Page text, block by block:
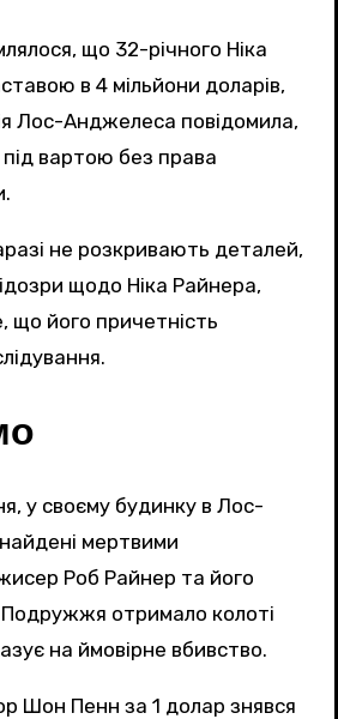
що 32-річного Ніка
в 4 мільйони доларів,
Лос-Анджелеса повідомила,
вартою без права
не розкривають деталей,
щодо Ніка Райнера,
що його причетність
у своєму будинку в Лос-
мертвими
Роб Райнер та його
отримало колоті
на ймовірне вбивство.
Шон Пенн за 1 долар знявся